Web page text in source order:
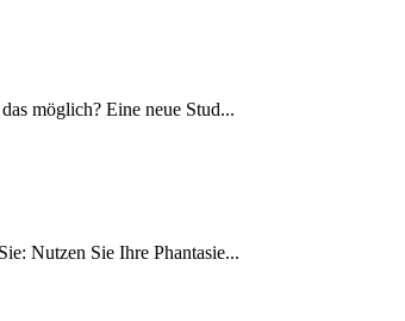
möglich? Eine neue Stud...
Nutzen Sie Ihre Phantasie...